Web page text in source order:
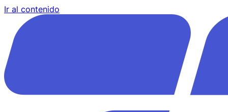
Ir al contenido